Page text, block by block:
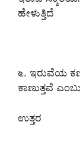
ಹೇಳುತ್ತಿದೆ
೬. ಇರುವೆಯ
ಕಾಣುತ್ತವೆ
ಉತ್ತರ